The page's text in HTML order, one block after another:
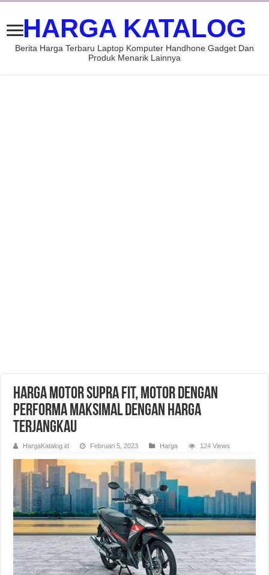
HARGA KATALOG
Berita Harga Terbaru Laptop Komputer Handhone Gadget Dan
Produk Menarik Lainnya
Harga Motor Supra Fit, Motor Dengan
Performa Maksimal Dengan Harga
Terjangkau
HargaKatalog.id Februari 5, 2023 Harga 124 Views